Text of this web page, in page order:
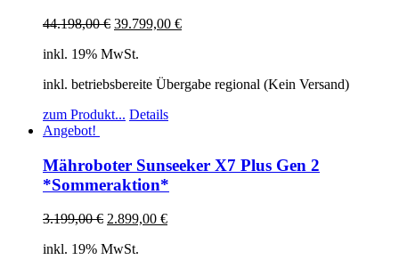
44.198,00€ 39.799,00 €
inkl. 19% MwSt.
inkl. betriebsbereite Übergabe regional (Kein Versand)
zum Produkt... Details
Angebot!
Mähroboter Sunseeker X7 Plus Gen 2
*Sommeraktion*
3.199,00€ 2.899,00 €
inkl. 19% MwSt.